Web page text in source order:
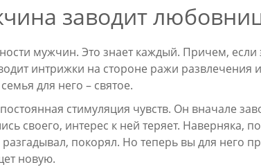
заводит
мужчин. Это знает каждый. Причем, если
интрижки на стороне ражи развлечения
для него – святое.
стимуляция чувств. Он вначале
своего, интерес к ней теряет. Наверняка,
разгадывал, покорял. Но теперь вы для него
новую.